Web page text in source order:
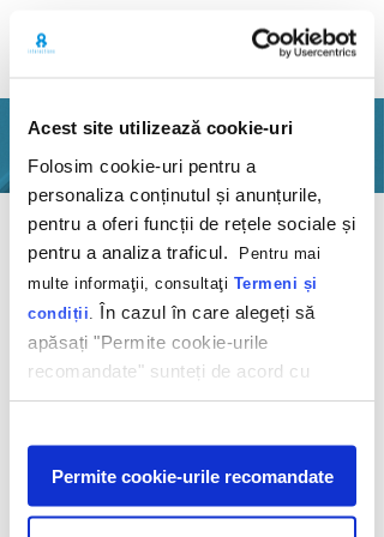
Acest site utilizează cookie-uri
Folosim cookie-uri pentru a
personaliza conținutul și anunțurile,
pentru a oferi funcții de rețele sociale și
pentru a analiza traficul.
Pentru mai
multe informaţii, consultaţi Termeni și
condiții În cazul în care alegeți să
apăsați "Permite cookie-urile
recomandate" sunteți de acord cu
utilizarea modulelor noastre cookie.
Afişare
Permite cookie-urile recomandate
PORTOFOLIU
Inapoi
'A vrea' vs 'A avea'
Porsche Finance Romania
2011
Poți avea orice mașină îți dorești pentru că